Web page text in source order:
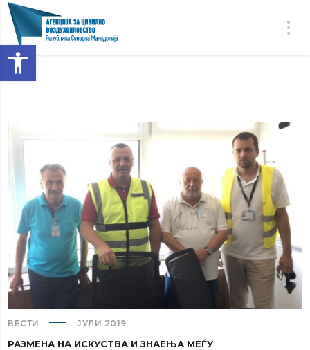
Open toolbar
ВЕСТИ ЈУЛИ 2019
РАЗМЕНА НА ИСКУСТВА И ЗНАЕЊА МЕЃУ